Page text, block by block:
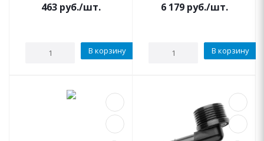
463 руб./шт.
В корзину
6 179руб./шт.
В корзину